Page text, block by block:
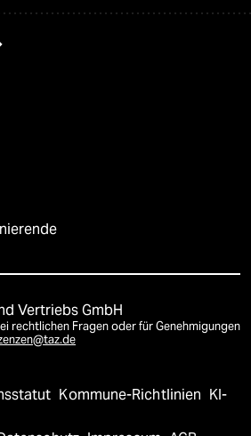
Vertriebs GmbH
rechtlichen Fragen oder für Genehmigungen
Kommune-Richtlinien KI-